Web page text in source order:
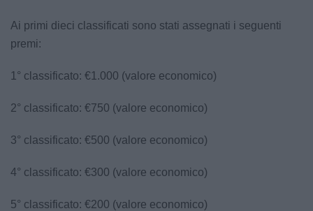
Ai primi dieci classificati sono stati assegnati i seguenti
premi:
1° classificato: €1.000 (valore economico)
2° classificato: €750 (valore economico)
3° classificato: €500 (valore economico)
4° classificato: €300 (valore economico)
5° classificato: €200 (valore economico)